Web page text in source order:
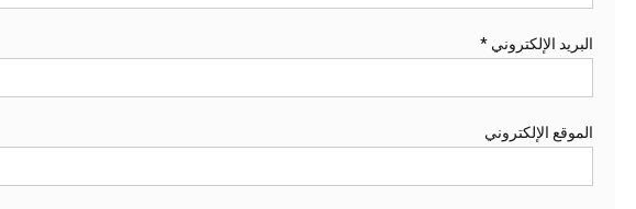
البريد الإلكتروني *
الموقع الإلكتروني